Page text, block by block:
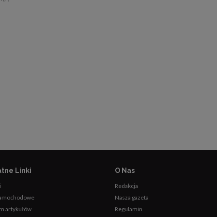
Linki
artykułów
O Nas
Redakcja
Nasza gazeta
Regulamin